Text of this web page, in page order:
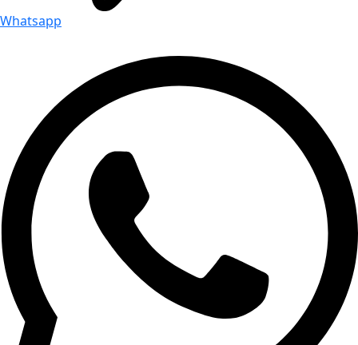
Whatsapp